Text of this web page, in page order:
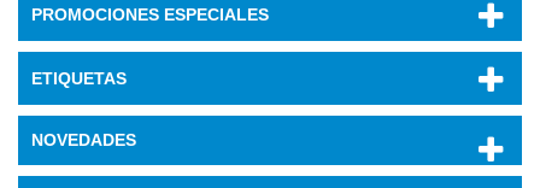
PROMOCIONES ESPECIALES
ETIQUETAS
NOVEDADES